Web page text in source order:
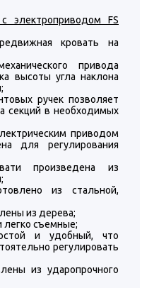
электроприводом FS
кровать на
привода
высоты угла наклона
ручек позволяет
секций в необходимых
приводом
для регулирования
произведена из
из стальной,
из дерева;
легко съемные;
и удобный, что
регулировать
из ударопрочного